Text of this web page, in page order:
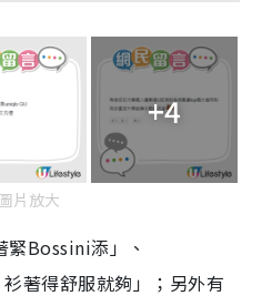
+4
片放大
緊Bossini添」、
著得舒服就夠」；另外有